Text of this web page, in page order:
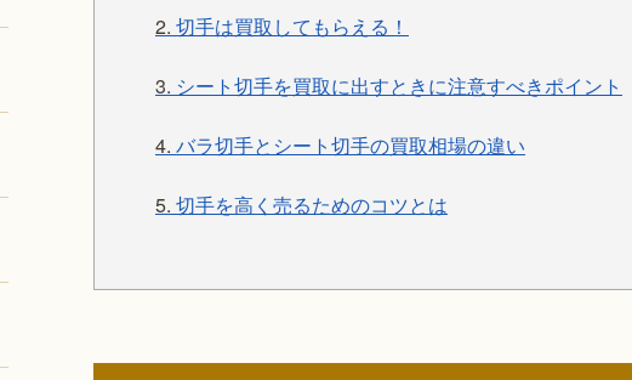
2. 切手は買取してもらえる！
3. シート切手を買取に出すときに注意すべきポイント
4. バラ切手とシート切手の買取相場の違い
5. 切手を高く売るためのコツとは